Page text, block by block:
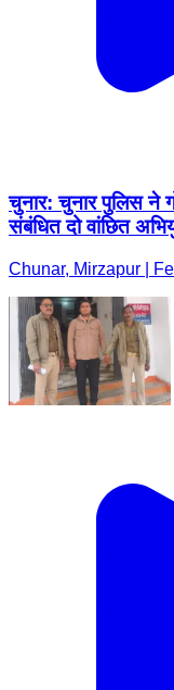
चुनार: चुनार पुलिस ने
संबंधित दो वांछित
Chunar, Mirzapur |